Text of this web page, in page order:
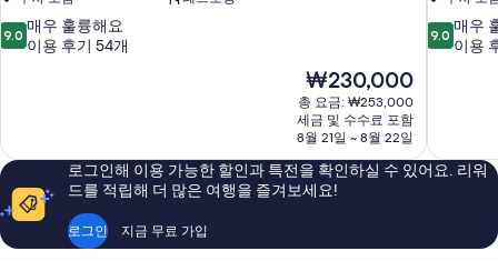
10
점
점,
매
훌
륭
해
9.0 매우 훌륭해요
이용 후기 54개
현
재
요
금
₩230,000
₩230,000
총 요금: ₩253,000
세금 및 수수료 포함
8월 21일 ~ 8월 22일
10
점
점,
매
우
해
9.0 매우
이용
로그인해 이용 가능한 할인과 특전을 확인하실 수 있어요. 리워
드를 적립해 더 많은 여행을 즐겨보세요!
로그인 지금 무료 가입